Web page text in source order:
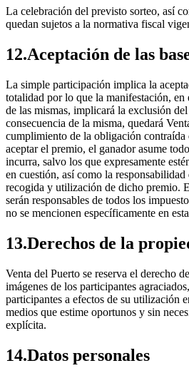
La celebración del previsto sorteo, así
quedan sujetos a la normativa fiscal
12.Aceptación de las
La simple participación implica la
totalidad por lo que la manifestación, en
de las mismas, implicará la exclusión
consecuencia de la misma, quedará
cumplimiento de la obligación
aceptar el premio, el ganador asume
incurra, salvo los que expresamente
en cuestión, así como la
recogida y utilización de dicho premio.
serán responsables de todos los
no se mencionen específicamente en
13.Derechos de la
Venta del Puerto se reserva el derecho
imágenes de los participantes
participantes a efectos de su utilización
medios que estime oportunos y sin
explícita.
14.Datos personales